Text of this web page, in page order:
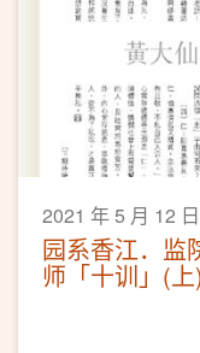
2021 年 5 月 12 日
园系香江．
师「十训」(上)